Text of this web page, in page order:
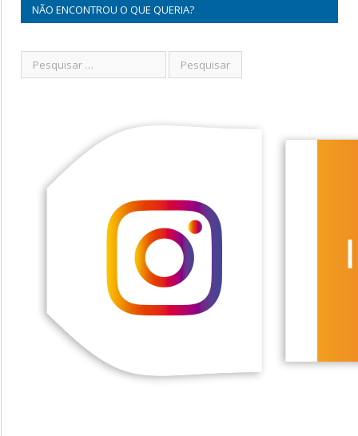
NÃO ENCONTROU O QUE QUERIA?